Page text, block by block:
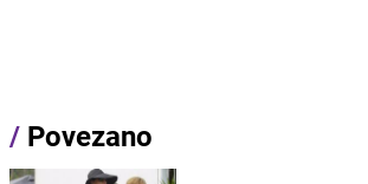
/ Povezano